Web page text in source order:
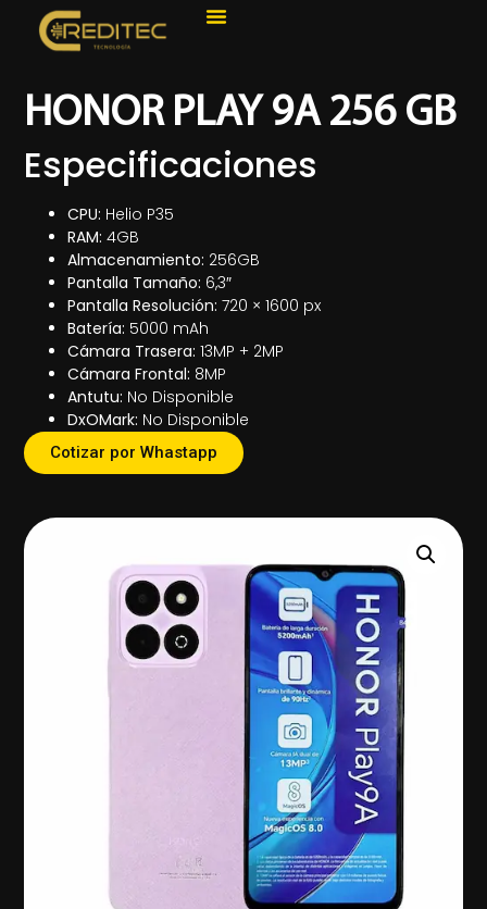
HONOR PLAY 9A 256 GB
Especificaciones
CPU: Helio P35
RAM: 4GB
Almacenamiento: 256GB
Pantalla Tamaño: 6,3″
Pantalla Resolución: 720 × 1600 px
Batería: 5000 mAh
Cámara Trasera: 13MP + 2MP
Cámara Frontal: 8MP
Antutu: No Disponible
DxOMark: No Disponible
Cotizar por Whastapp